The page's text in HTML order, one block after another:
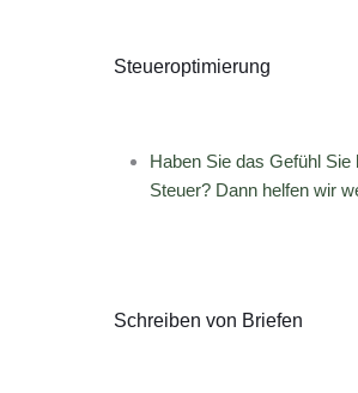
Steueroptimierung
Haben Sie das Gefühl Sie
Steuer? Dann helfen wir
Schreiben von Briefen